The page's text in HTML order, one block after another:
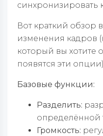
синхронизировать
Вот краткий обзор
изменения кадров
который вы хотите
появятся эти
Базовые функции:
Разделить:
определённой
Громкость: